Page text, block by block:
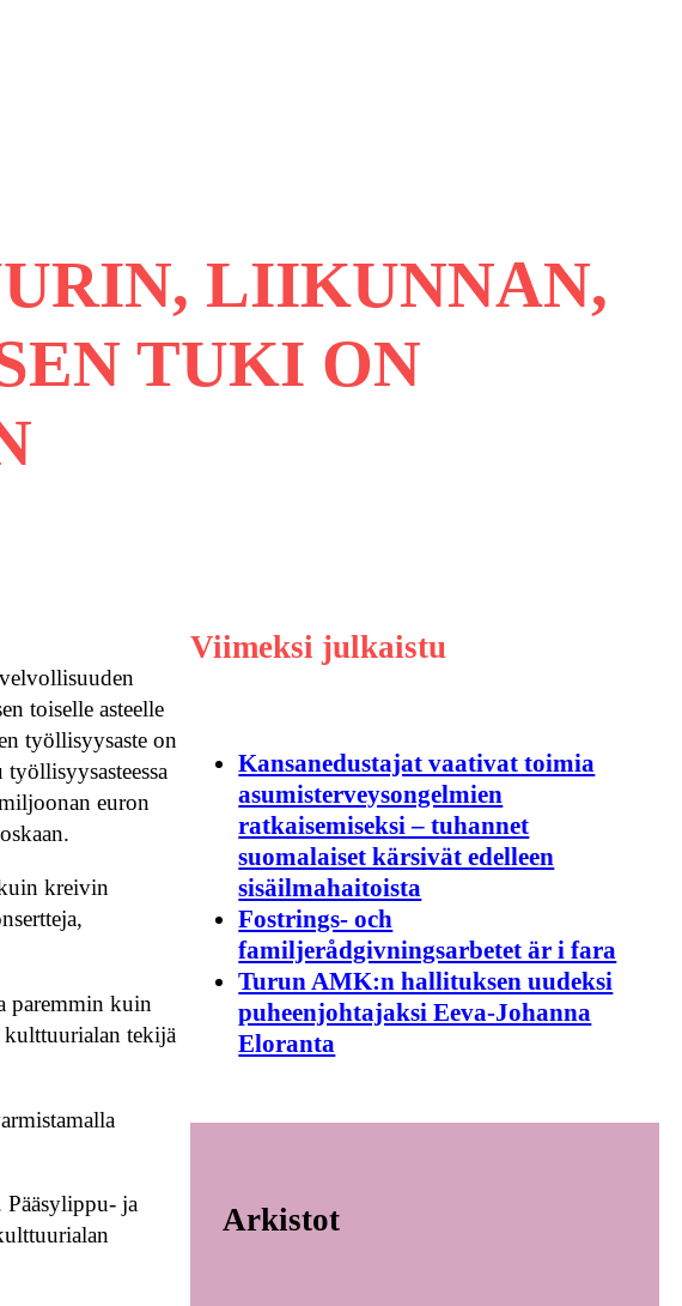
LIIKUNNAN,
TUKI ON
toiselle asteelle
työllisyysaste on
euron
kreivin
paremmin kuin
tekijä
Pääsylippu- ja
Viimeksi julkaistu
Kansanedustajat vaativat toimia
asumisterveysongelmien
ratkaisemiseksi – tuhannet
suomalaiset kärsivät edelleen
sisäilmahaitoista
Fostrings- och
familjerådgivningsarbetet är i fara
Turun AMK:n hallituksen uudeksi
puheenjohtajaksi Eeva-Johanna
Eloranta
Arkistot